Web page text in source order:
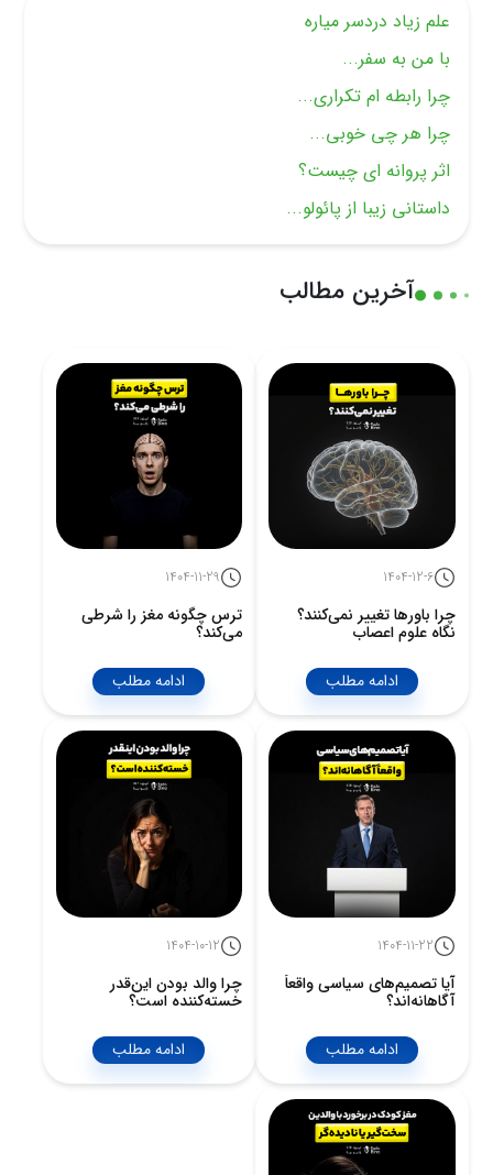
علم زیاد دردسر میاره
با من به سفر...
چرا رابطه ام تکراری...
چرا هر چی خوبی...
اثر پروانه ای چیست؟
داستانی زیبا از پائولو...
آخرین مطالب
1404-12-6
چرا باورها تغییر نمی‌کنند؟
نگاه علوم اعصاب
ادامه مطلب
1404-11-29
ترس چگونه مغز را شرطی
می‌کند؟
ادامه مطلب
1404-11-22
آیا تصمیم‌های سیاسی واقعاً
آگاهانه‌اند؟
ادامه مطلب
1404-10-12
چرا والد بودن این‌قدر
خسته‌کننده است؟
ادامه مطلب